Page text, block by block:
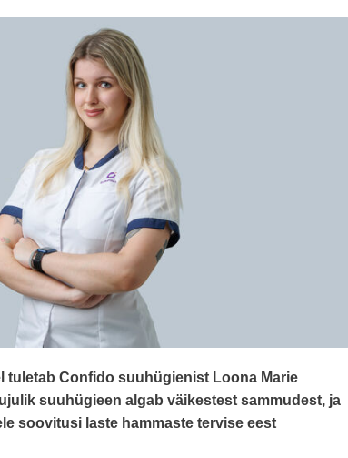
tuletab Confido suuhügienist Loona Marie
suuhügieen algab väikestest sammudest, ja
soovitusi laste hammaste tervise eest